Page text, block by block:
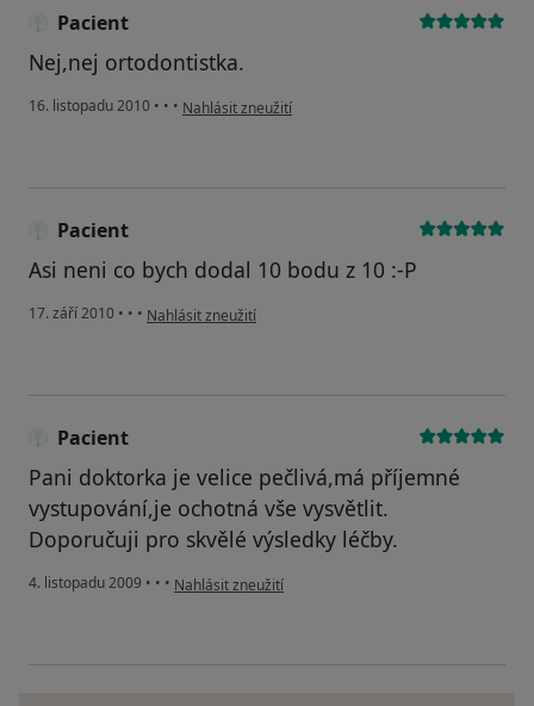
Pacient
Nej,nej ortodontistka.
16. listopadu 2010 • • • podle názoru uživatele Pacient
Nahlásit zneužití
Pacient
Asi neni co bych dodal 10 bodu z 10 :-P
17. září 2010 • • • podle názoru uživatele Pacient
Nahlásit zneužití
Pacient
Pani doktorka je velice pečlivá,má příjemné
vystupování,je ochotná vše vysvětlit.
Doporučuji pro skvělé výsledky léčby.
4. listopadu 2009 • • • podle názoru uživatele Pacient
Nahlásit zneužití